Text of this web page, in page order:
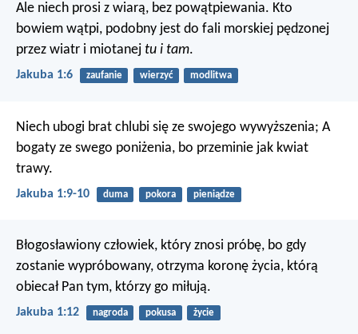
Ale niech prosi z wiarą, bez powątpiewania. Kto
bowiem wątpi, podobny jest do fali morskiej pędzonej
przez wiatr i miotanej tu i tam.
Jakuba 1:6 zaufanie wierzyć modlitwa
Niech ubogi brat chlubi się ze swojego wywyższenia; A
bogaty ze swego poniżenia, bo przeminie jak kwiat
trawy.
Jakuba 1:9-10 duma pokora pieniądze
Błogosławiony człowiek, który znosi próbę, bo gdy
zostanie wypróbowany, otrzyma koronę życia, którą
obiecał Pan tym, którzy go miłują.
Jakuba 1:12 nagroda pokusa życie